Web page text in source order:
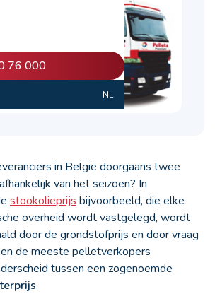
76 000
NL
in België doorgaans twee
van het seizoen? In
stookolieprijs bijvoorbeeld, die elke
overheid wordt vastgelegd, wordt
door de grondstofprijs en door vraag
de meeste pelletverkopers
tussen een zogenoemde
.